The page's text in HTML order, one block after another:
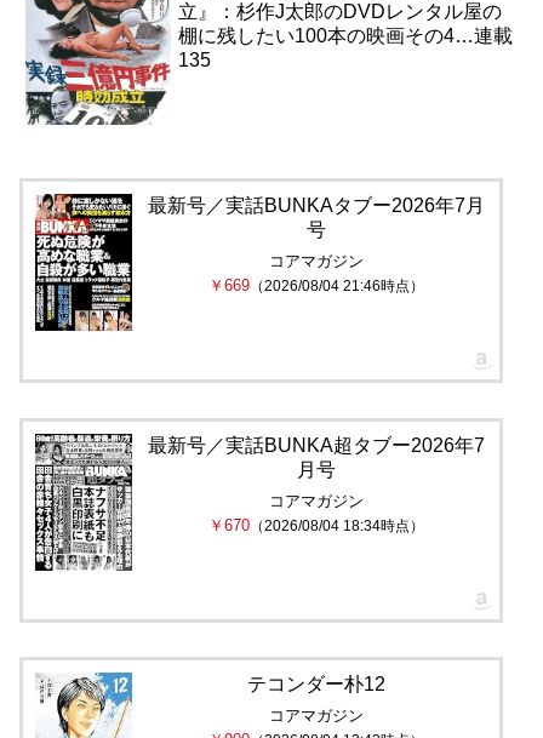
立』：杉作J太郎のDVDレンタル屋の
棚に残したい100本の映画その4…連載
135
最新号／実話BUNKAタブー2026年7月
号
コアマガジン
￥669 （2026/08/04 21:46時点）
最新号／実話BUNKA超タブー2026年7
月号
コアマガジン
￥670 （2026/08/04 18:34時点）
テコンダー朴12
コアマガジン